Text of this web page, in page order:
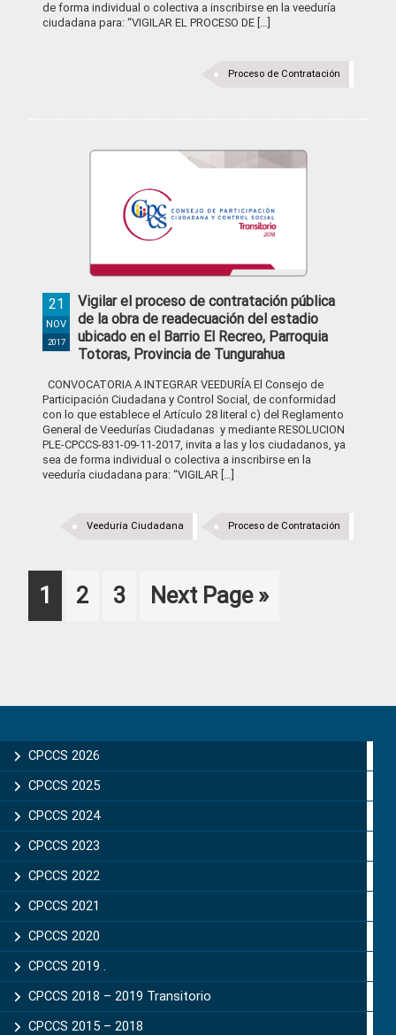
de forma individual o colectiva a inscribirse en la veeduría
ciudadana para: “VIGILAR EL PROCESO DE […]
Proceso de Contratación
Vigilar el proceso de contratación pública
de la obra de readecuación del estadio
ubicado en el Barrio El Recreo, Parroquia
Totoras, Provincia de Tungurahua
21
NOV
2017
CONVOCATORIA A INTEGRAR VEEDURÍA El Consejo de
Participación Ciudadana y Control Social, de conformidad
con lo que establece el Artículo 28 literal c) del Reglamento
General de Veedurías Ciudadanas y mediante RESOLUCION
PLE-CPCCS-831-09-11-2017, invita a las y los ciudadanos, ya
sea de forma individual o colectiva a inscribirse en la
veeduría ciudadana para: “VIGILAR […]
Proceso de Contratación
Veeduría Ciudadana
Page
1 Page
2 Page
3
Go
Next Page »
Sidebar
CPCCS 2026
CPCCS 2025
CPCCS 2024
CPCCS 2023
CPCCS 2022
CPCCS 2021
CPCCS 2020
CPCCS 2019 .
CPCCS 2018 – 2019 Transitorio
CPCCS 2015 – 2018